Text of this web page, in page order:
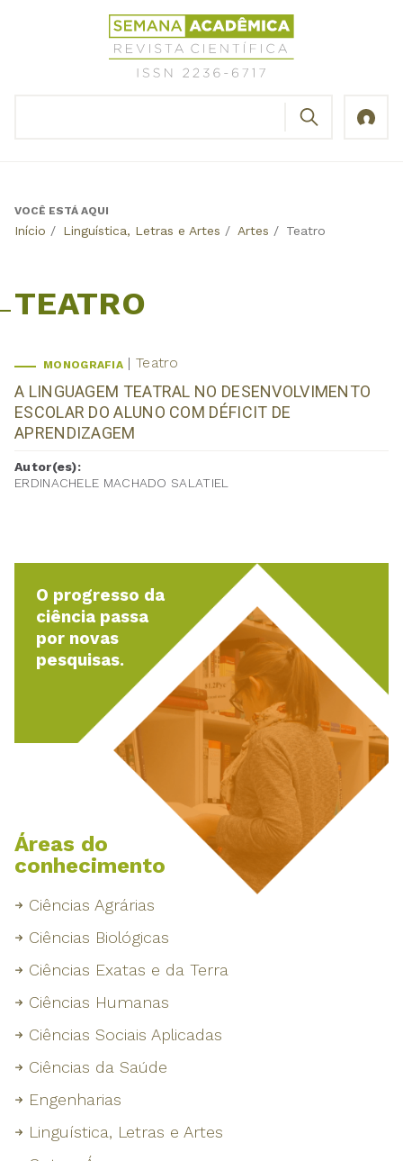
Revista
Científica
Semana
Back
VOCÊ ESTÁ AQUI
Início / Linguística, Letras e Artes / Artes / Teatro
TEATRO
MONOGRAFIA Teatro
A LINGUAGEM TEATRAL NO DESENVOLVIMENTO
ESCOLAR DO ALUNO COM DÉFICIT DE
APRENDIZAGEM
Autor(es):
ERDINACHELE MACHADO SALATIEL
O progresso da
ciência passa
por novas
pesquisas.
Áreas do
conhecimento
Ciências Agrárias
Ciências Biológicas
Ciências Exatas e da Terra
Ciências Humanas
Ciências Sociais Aplicadas
Ciências da Saúde
Engenharias
Linguística, Letras e Artes